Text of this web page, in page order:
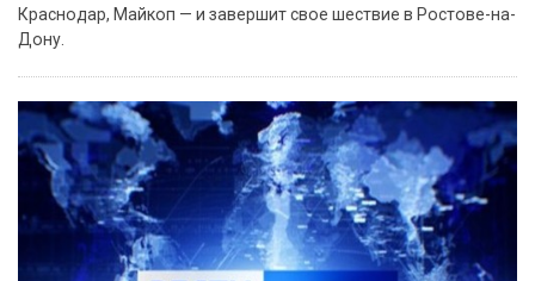
Краснодар, Майкоп — и завершит свое шествие в Ростове-на-
Дону.